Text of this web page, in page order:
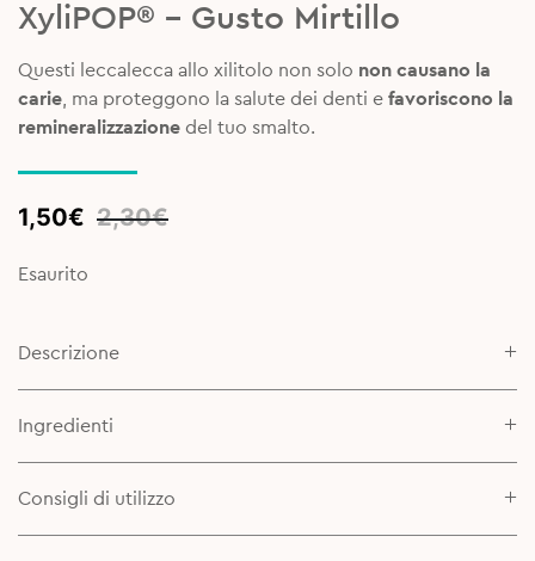
XyliPOP® – Gusto Mirtillo
Questi leccalecca allo xilitolo non solo non causano la
carie, ma proteggono la salute dei denti e favoriscono la
remineralizzazione del tuo smalto.
2,30€
Original
was:
1,50€
Current
is:
Esaurito
Descrizione
Ingredienti
Consigli di utilizzo